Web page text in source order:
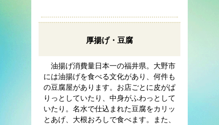
厚揚げ・豆腐
油揚げ消費量日本一の福井県。大野市
には油揚げを食べる文化があり、何件も
の豆腐屋があります。お店ごとに皮がぱ
りっとしていたり、中身がふわっとして
いたり。名水で仕込まれた豆腐をカリッ
とあげ、大根おろしで食べます。また、